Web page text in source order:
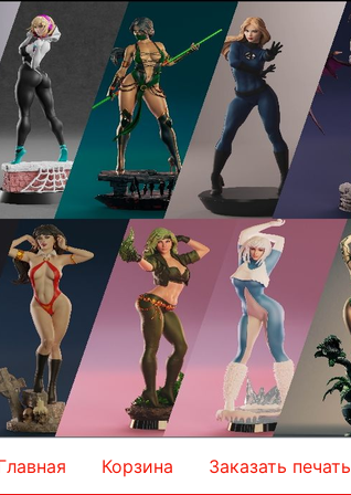
Корзина Заказать печать